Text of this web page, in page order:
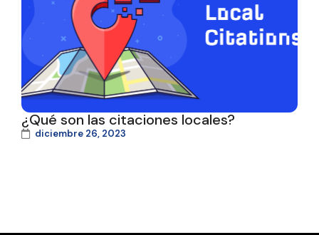
¿Qué son las citaciones locales?
diciembre 26, 2023